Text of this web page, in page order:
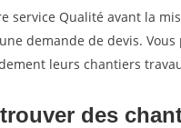
service Qualité avant la
demande de devis.
leurs chantiers
des